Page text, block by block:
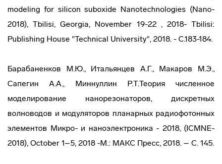
modeling for silicon suboxide Nanotechnologies (Nano-
2018), Tbilisi, Georgia, November 19-22 , 2018- Tbilisi:
Publishing House "Technical University", 2018. - С.183-184.
Барабаненков М.Ю., Итальянцев А.Г., Макаров М.Э.,
Сапегин А.А., Миннуллин Р.Т.Теория численное
моделирование нанорезонаторов, дискретных
волноводов и модуляторов планарных радиофотонных
элементов Микро- и наноэлектроника - 2018, (ICMNE-
2018), October 1–5, 2018 -М.: МАКС Пресс, 2018. – С. 145.